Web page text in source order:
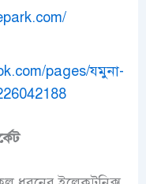
pages/যমুনা-